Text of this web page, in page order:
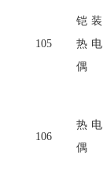
105
铠装
热电
偶
106
热电
偶